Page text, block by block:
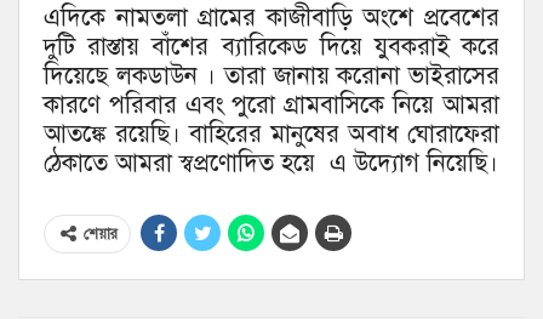
এদিকে নামতলা গ্রামের কাজীবাড়ি অংশে প্রবেশের
দুটি রাস্তায় বাঁশের ব্যারিকেড দিয়ে যুবকরাই করে
দিয়েছে লকডাউন । তারা জানায় করোনা ভাইরাসের
কারণে পরিবার এবং পুরো গ্রামবাসিকে নিয়ে আমরা
আতঙ্কে রয়েছি। বাহিরের মানুষের অবাধ ঘোরাফেরা
ঠেকাতে আমরা স্বপ্রণোদিত হয়ে এ উদ্যোগ নিয়েছি।
শেয়ার